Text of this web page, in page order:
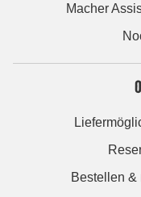
Macher
Bestellen &